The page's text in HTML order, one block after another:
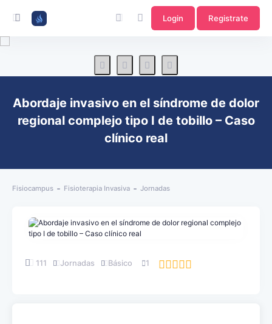
Login Registrate
Abordaje invasivo en el síndrome de dolor
regional complejo tipo I de tobillo – Caso
clínico real
Fisiocampus Fisioterapia Invasiva Jornadas
111 Jornadas Básico 1